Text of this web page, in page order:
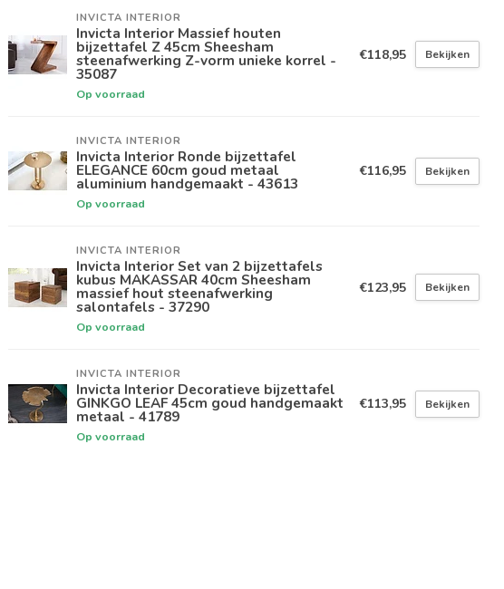
INVICTA INTERIOR
Invicta Interior Massief houten
bijzettafel Z 45cm Sheesham
steenafwerking Z-vorm unieke korrel -
35087
Op voorraad
€118,95 Bekijken
INVICTA INTERIOR
Invicta Interior Ronde bijzettafel
ELEGANCE 60cm goud metaal
aluminium handgemaakt - 43613
Op voorraad
€116,95 Bekijken
INVICTA INTERIOR
Invicta Interior Set van 2 bijzettafels
kubus MAKASSAR 40cm Sheesham
massief hout steenafwerking
salontafels - 37290
Op voorraad
€123,95 Bekijken
INVICTA INTERIOR
Invicta Interior Decoratieve bijzettafel
GINKGO LEAF 45cm goud handgemaakt
metaal - 41789
Op voorraad
€113,95 Bekijken